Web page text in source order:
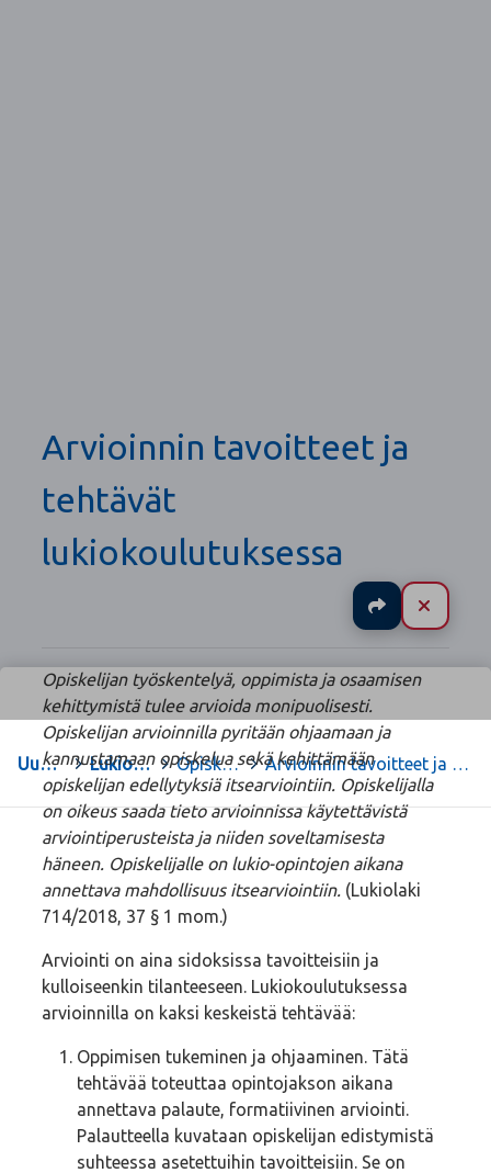
Uudenkaupungin lukio > Lukion opetussuunnitelman perusteet 2019> Opiskelijan oppimisen ja osaamisen arviointi> Arvioinnin tavoitteet ja tehtävät lukiokoulutuksessa
Arvioinnin tavoitteet ja
tehtävät
lukiokoulutuksessa
Jaa
Opiskelijan työskentelyä, oppimista ja osaamisen
kehittymistä tulee arvioida monipuolisesti.
Opiskelijan arvioinnilla pyritään ohjaamaan ja
kannustamaan opiskelua sekä kehittämään
opiskelijan edellytyksiä itsearviointiin. Opiskelijalla
on oikeus saada tieto arvioinnissa käytettävistä
arviointiperusteista ja niiden soveltamisesta
häneen. Opiskelijalle on lukio-opintojen aikana
annettava mahdollisuus itsearviointiin. (Lukiolaki
714/2018, 37 § 1 mom.)
Arviointi on aina sidoksissa tavoitteisiin ja
kulloiseenkin tilanteeseen. Lukiokoulutuksessa
arvioinnilla on kaksi keskeistä tehtävää:
Oppimisen tukeminen ja ohjaaminen. Tätä
tehtävää toteuttaa opintojakson aikana
annettava palaute, formatiivinen arviointi.
Palautteella kuvataan opiskelijan edistymistä
suhteessa asetettuihin tavoitteisiin. Se on